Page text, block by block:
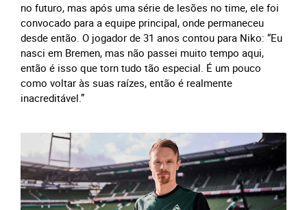
no futuro, mas após uma série de lesões no time, ele foi
convocado para a equipe principal, onde permaneceu
desde então. O jogador de 31 anos contou para Niko: “Eu
nasci em Bremen, mas não passei muito tempo aqui,
então é isso que torn tudo tão especial. É um pouco
como voltar às suas raízes, então é realmente
inacreditável.”